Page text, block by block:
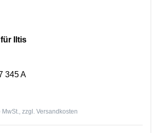
Iltis
345 A
zzgl. Versandkosten